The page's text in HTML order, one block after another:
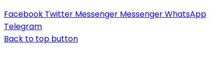
Facebook Twitter Messenger MessengerWhatsApp
Telegram
Back to top button